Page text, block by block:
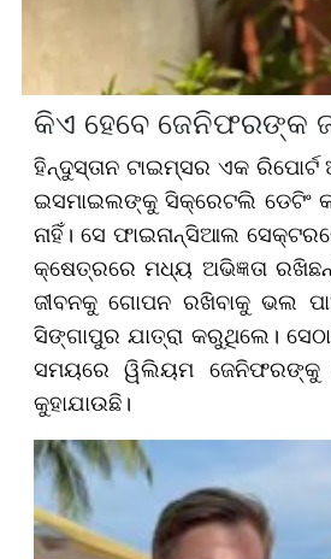
କିଏ ହେବେ ଜେନିଫରଙ୍କ
ହିନ୍ଦୁସ୍ତାନ ଟାଇମ୍ସର ଏକ
ଇସମାଇଲଙ୍କୁ ସିକ୍ରେଟଲି ଡେଟିଂ
ନାହିଁ। ସେ ଫାଇନାନ୍ସିଆଲ
କ୍ଷେତ୍ରରେ ମଧ୍ୟ ଅଭିଜ୍ଞତା
ଜୀବନକୁ ଗୋପନ ରଖିବାକୁ ଭଲ
ସିଙ୍ଗାପୁର ଯାତ୍ରା କରୁଥିଲେ।
ସମୟରେ ୱିଲିୟମ ଜେନିଫରଙ୍କୁ
କୁହାଯାଉଛି।